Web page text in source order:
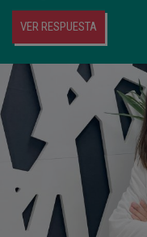
VER RESPUESTA